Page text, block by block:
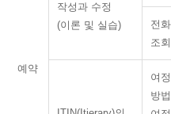
예약
작성과 수정
(이론 및 실습)
전
조
여
방